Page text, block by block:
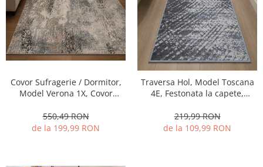
Covor Sufragerie / Dormitor,
Model Verona 1X, Covor
550,49 RON
de la 199,99 RON
Traversa Hol, Model Toscana
4E, Festonata la capete,
219,99 RON
de la 109,99 RON